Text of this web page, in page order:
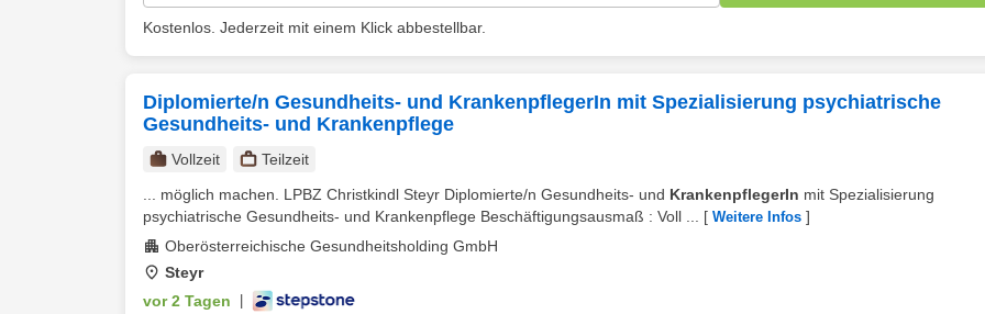
Kostenlos. Jederzeit mit einem Klick abbestellbar.
Diplomierte/n Gesundheits- und KrankenpflegerIn mit Spezialisierung psychiatrische
Gesundheits- und Krankenpflege
Vollzeit
Teilzeit
... möglich machen. LPBZ Christkindl Steyr Diplomierte/n Gesundheits- und KrankenpflegerIn mit Spezialisierung
psychiatrische Gesundheits- und Krankenpflege Beschäftigungsausmaß : Voll ...
[ Weitere Infos ]
Oberösterreichische Gesundheitsholding GmbH
Steyr
vor 2 Tagen